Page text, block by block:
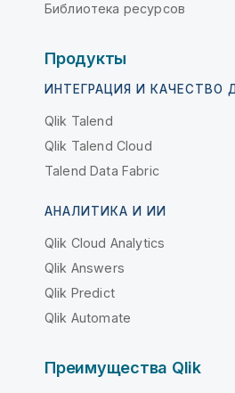
Библиотека ресурсов
Продукты
ИНТЕГРАЦИЯ И КАЧЕСТВО
Qlik Talend
Qlik Talend Cloud
Talend Data Fabric
АНАЛИТИКА И ИИ
Qlik Cloud Analytics
Qlik Answers
Qlik Predict
Qlik Automate
Преимущества Qlik